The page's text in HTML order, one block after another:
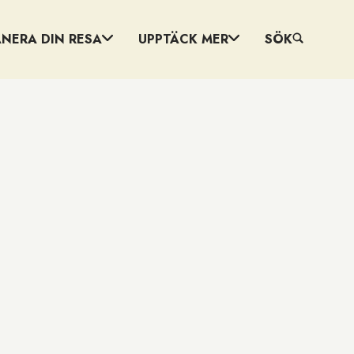
DIN RESA UPPTÄCK MER SÖK